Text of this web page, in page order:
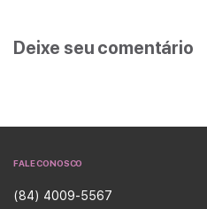
Deixe seu comentário
FALE CONOSCO
(84) 4009-5567